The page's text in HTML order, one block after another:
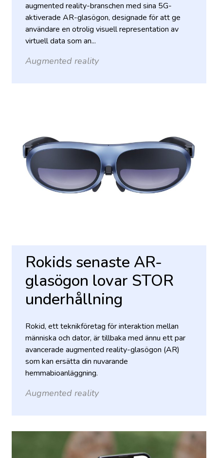
augmented reality-branschen med sina 5G-
aktiverade AR-glasögon, designade för att ge
användare en otrolig visuell representation av
virtuell data som an...
Augmented reality
Rokids senaste AR-
glasögon lovar STOR
underhållning
Rokid, ett teknikföretag för interaktion mellan
människa och dator, är tillbaka med ännu ett par
avancerade augmented reality-glasögon (AR)
som kan ersätta din nuvarande
hemmabioanläggning.
Augmented reality